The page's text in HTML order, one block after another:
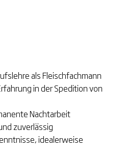
als Fleischfachmann
in der Spedition von
Nachtarbeit
zuverlässig
idealerweise